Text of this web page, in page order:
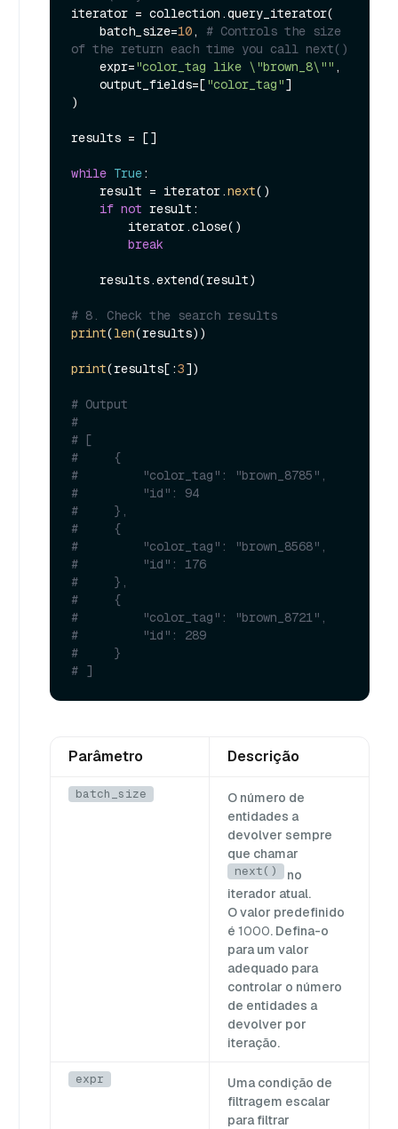
iterator = collection.query_iterator(
    batch_size=
10, # Controls the size
of the return each time you call next()
    expr=
"color_tag like \"brown_8\"" ,
    output_fields=[
"color_tag"]
)
results = []
while True:
    result = iterator.
next()
if not result:
break
# 8. Check the search results
print(len(results))
print(results[:3])
# Output
#
# [
#     {
#         "color_tag": "brown_8785",
#         "id": 94
#     },
#     {
#         "color_tag": "brown_8568",
#         "id": 176
#     },
#     {
#         "color_tag": "brown_8721",
#         "id": 289
#     }
# ]
Parâmetro Descrição
batch_size
O número de
entidades a
devolver sempre
que chamar
next()
no
iterador atual.
O valor predefinido
é 1000. Defina-o
para um valor
adequado para
controlar o número
de entidades a
devolver por
iteração.
expr
Uma condição de
filtragem escalar
para filtrar